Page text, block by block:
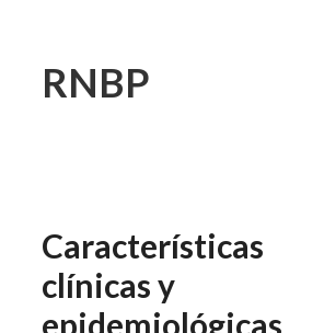
RNBP
Características
clínicas y
epidemiológicas